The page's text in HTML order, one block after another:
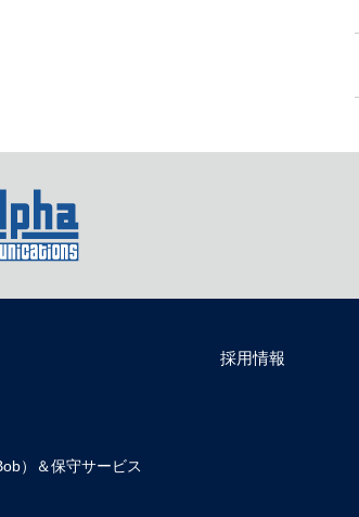
）＆保守サービス
採用情報